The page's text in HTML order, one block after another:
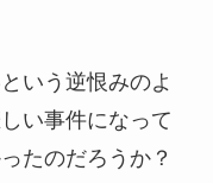
いう逆恨みのよ
い事件になって
たのだろうか？